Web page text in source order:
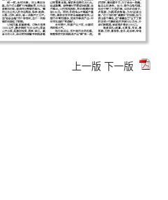
上一版 下一版